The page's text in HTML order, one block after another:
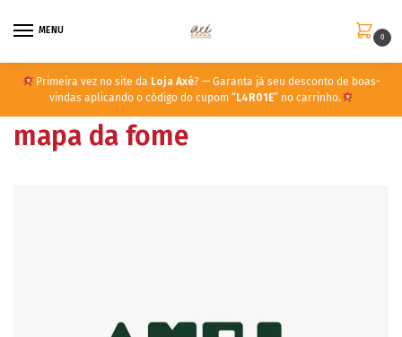
MENU
0
Primeira vez no site da Loja Axé? — Garanta já seu desconto de boas-
vindas aplicando o código do cupom “ L4R01E” no carrinho.
mapa da fome